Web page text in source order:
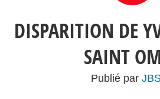
DISPARITION DE
SAINT
Publié par